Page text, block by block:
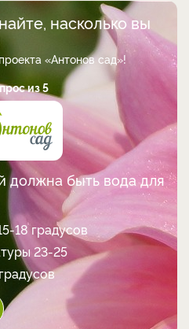
насколько вы
«Антонов сад»!
из 5
должна быть вода для
18 градусов
23-25